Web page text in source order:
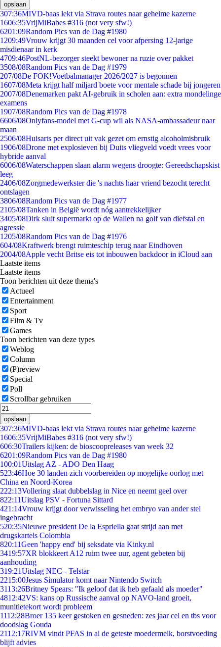
opslaan
307:36MIVD-baas lekt via Strava routes naar geheime kazerne
1606:35VrijMiBabes #316 (not very sfw!)
6201:09Random Pics van de Dag #1980
1209:49Vrouw krijgt 30 maanden cel voor afpersing 12-jarige
misdienaar in kerk
4709:46PostNL-bezorger steekt bewoner na ruzie over pakket
3508/08Random Pics van de Dag #1979
207/08De FOK!Voetbalmanager 2026/2027 is begonnen
1607/08Meta krijgt half miljard boete voor mentale schade bij jongeren
2007/08Denemarken pakt AI-gebruik in scholen aan: extra mondelinge
examens
1907/08Random Pics van de Dag #1978
6606/08Onlyfans-model met G-cup wil als NASA-ambassadeur naar
maan
2506/08Huisarts per direct uit vak gezet om ernstig alcoholmisbruik
1906/08Drone met explosieven bij Duits vliegveld voedt vrees voor
hybride aanval
6006/08Waterschappen slaan alarm wegens droogte: Gereedschapskist
leeg
2406/08Zorgmedewerkster die 's nachts haar vriend bezocht terecht
ontslagen
3806/08Random Pics van de Dag #1977
2105/08Tanken in België wordt nóg aantrekkelijker
3405/08Dirk sluit supermarkt op de Wallen na golf van diefstal en
agressie
1205/08Random Pics van de Dag #1976
604/08Kraftwerk brengt ruimteschip terug naar Eindhoven
2004/08Apple vecht Britse eis tot inbouwen backdoor in iCloud aan
Laatste items
Laatste items
Toon berichten uit deze thema's
Actueel
Entertainment
Sport
Film & Tv
Games
Toon berichten van deze types
Weblog
Column
(P)review
Special
Poll
Scrollbar gebruiken
opslaan
307:36MIVD-baas lekt via Strava routes naar geheime kazerne
1606:35VrijMiBabes #316 (not very sfw!)
606:30Trailers kijken: de bioscoopreleases van week 32
6201:09Random Pics van de Dag #1980
100:01Uitslag AZ - ADO Den Haag
523:46Hoe 30 landen zich voorbereiden op mogelijke oorlog met
China en Noord-Korea
222:13Vollering slaat dubbelslag in Nice en neemt geel over
822:11Uitslag PSV - Fortuna Sittard
421:14Vrouw krijgt door verwisseling het embryo van ander stel
ingebracht
520:35Nieuwe president De la Espriella gaat strijd aan met
drugskartels Colombia
820:11Geen 'happy end' bij seksdate via Kinky.nl
3419:57XR blokkeert A12 ruim twee uur, agent gebeten bij
aanhouding
319:21Uitslag NEC - Telstar
2215:00Jesus Simulator komt naar Nintendo Switch
3113:26Britney Spears: "Ik geloof dat ik heb gefaald als moeder"
4812:42VS: kans op Russische aanval op NAVO-land groeit,
munitietekort wordt probleem
1112:28Broer 135 keer gestoken en gesneden: zes jaar cel en tbs voor
doodslag Gouda
2112:17RIVM vindt PFAS in al de geteste moedermelk, borstvoeding
blijft advies